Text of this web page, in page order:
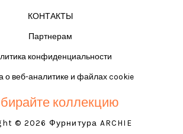
КОНТАКТЫ
Партнерам
конфиденциальности
о веб-аналитике и файлах cookie
коллекцию
© 2026 Фурнитура ARCHIE